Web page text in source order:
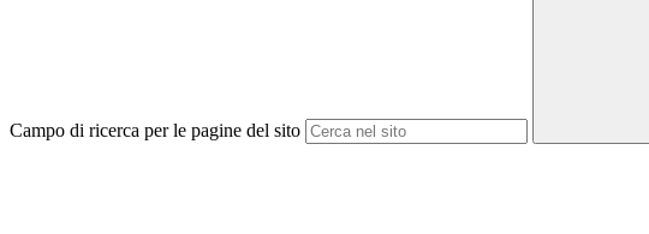
Campo di ricerca per le pagine del sito